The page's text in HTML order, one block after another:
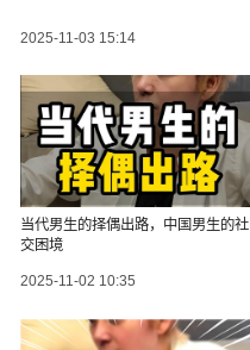
2025-11-03 15:14
当代男生的择偶出路，中国男生的社
交困境
2025-11-02 10:35